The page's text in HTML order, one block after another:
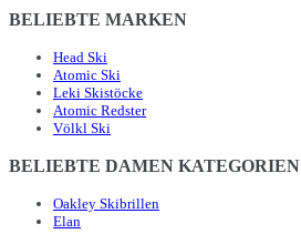
BELIEBTE MARKEN
Head Ski
Atomic Ski
Leki Skistöcke
Atomic Redster
Völkl Ski
BELIEBTE DAMEN KATEGORIEN
Oakley Skibrillen
Elan